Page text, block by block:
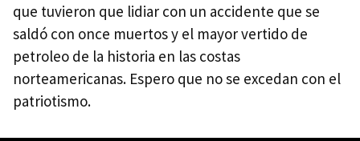
que tuvieron que lidiar con un accidente que se
saldó con once muertos y el mayor vertido de
petroleo de la historia en las costas
norteamericanas. Espero que no se excedan con el
patriotismo.